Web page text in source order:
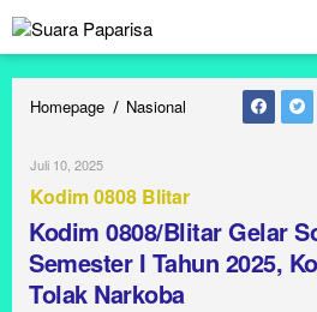
Lewati
ke
konten
Homepage / Nasional
0808/Blitar
P4GN
Semester
I
Tahun
Juli 10, 2025
Kodim 0808 Blitar
Kodim 0808/Blitar Gelar
Semester I Tahun 2025,
Tolak Narkoba